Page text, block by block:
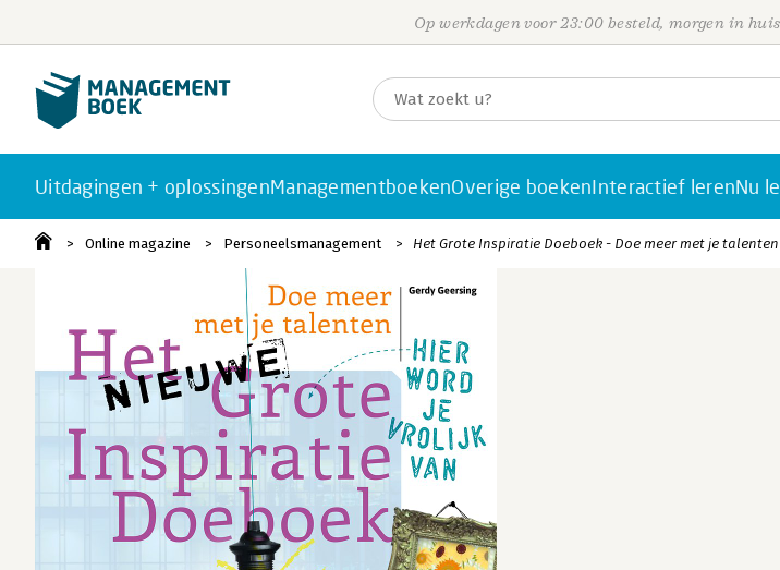
Op werkdagen voor 23:00 besteld, morgen in huis
Uitdagingen + oplossingenManagementboekenOverige boekenInteractief lerenNu
Online magazine Personeelsmanagement Het Grote Inspiratie Doeboek - Doe meer met je talenten